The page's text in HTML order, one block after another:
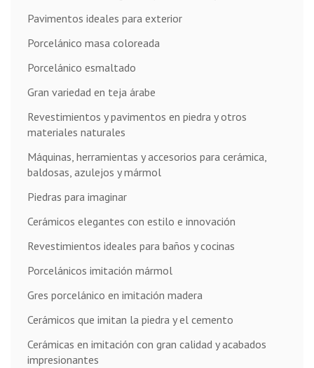
Pavimentos ideales para exterior
Porcelánico masa coloreada
Porcelánico esmaltado
Gran variedad en teja árabe
Revestimientos y pavimentos en piedra y otros
materiales naturales
Máquinas, herramientas y accesorios para cerámica,
baldosas, azulejos y mármol
Piedras para imaginar
Cerámicos elegantes con estilo e innovación
Revestimientos ideales para baños y cocinas
Porcelánicos imitación mármol
Gres porcelánico en imitación madera
Cerámicos que imitan la piedra y el cemento
Cerámicas en imitación con gran calidad y acabados
impresionantes